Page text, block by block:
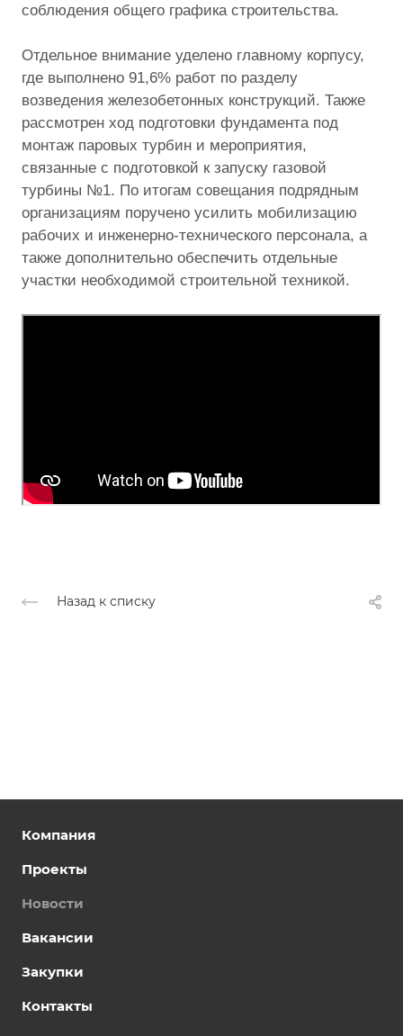
соблюдения общего графика строительства.
Отдельное внимание уделено главному корпусу,
где выполнено 91,6% работ по разделу
возведения железобетонных конструкций. Также
рассмотрен ход подготовки фундамента под
монтаж паровых турбин и мероприятия,
связанные с подготовкой к запуску газовой
турбины №1. По итогам совещания подрядным
организациям поручено усилить мобилизацию
рабочих и инженерно-технического персонала, а
также дополнительно обеспечить отдельные
участки необходимой строительной техникой.
Назад к списку
Компания
Проекты
Новости
Вакансии
Закупки
Контакты